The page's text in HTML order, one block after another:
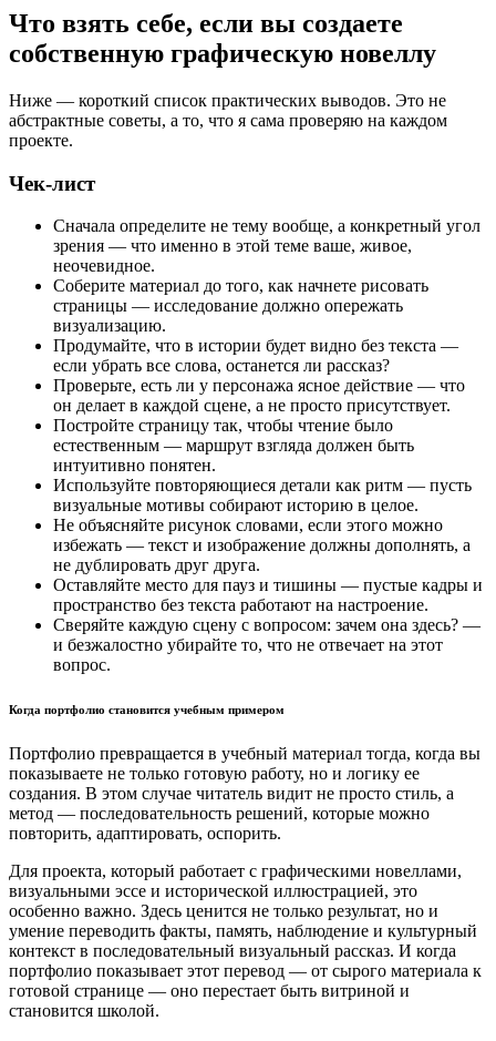
Что взять себе, если вы создаете
собственную графическую новеллу
Ниже — короткий список практических выводов. Это не
абстрактные советы, а то, что я сама проверяю на каждом
проекте.
Чек-лист
Сначала определите не тему вообще, а конкретный угол
зрения — что именно в этой теме ваше, живое,
неочевидное.
Соберите материал до того, как начнете рисовать
страницы — исследование должно опережать
визуализацию.
Продумайте, что в истории будет видно без текста —
если убрать все слова, останется ли рассказ?
Проверьте, есть ли у персонажа ясное действие — что
он делает в каждой сцене, а не просто присутствует.
Постройте страницу так, чтобы чтение было
естественным — маршрут взгляда должен быть
интуитивно понятен.
Используйте повторяющиеся детали как ритм — пусть
визуальные мотивы собирают историю в целое.
Не объясняйте рисунок словами, если этого можно
избежать — текст и изображение должны дополнять, а
не дублировать друг друга.
Оставляйте место для пауз и тишины — пустые кадры и
пространство без текста работают на настроение.
Сверяйте каждую сцену с вопросом: зачем она здесь? —
и безжалостно убирайте то, что не отвечает на этот
вопрос.
Когда портфолио становится учебным примером
Портфолио превращается в учебный материал тогда, когда вы
показываете не только готовую работу, но и логику ее
создания. В этом случае читатель видит не просто стиль, а
метод — последовательность решений, которые можно
повторить, адаптировать, оспорить.
Для проекта, который работает с графическими новеллами,
визуальными эссе и исторической иллюстрацией, это
особенно важно. Здесь ценится не только результат, но и
умение переводить факты, память, наблюдение и культурный
контекст в последовательный визуальный рассказ. И когда
портфолио показывает этот перевод — от сырого материала к
готовой странице — оно перестает быть витриной и
становится школой.